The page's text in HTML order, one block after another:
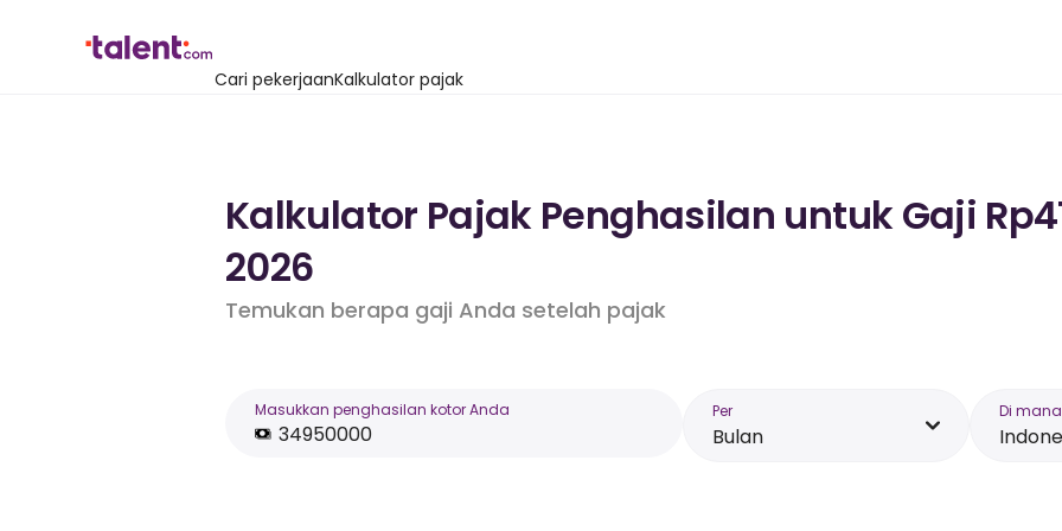
Cari pekerjaanKalkulator pajak
Kalkulator Pajak Penghasilan untuk Gaji
2026
Temukan berapa gaji Anda setelah pajak
Masukkan penghasilan kotor Anda Per
Bulan
Di